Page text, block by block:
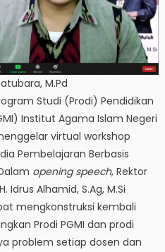
M.Pd
Studi (Prodi) Pendidikan
Institut Agama Islam Negeri
virtual workshop
Pembelajaran Berbasis
opening speech, Rektor
Idrus Alhamid, S.Ag, M.Si
mengkonstruksi kembali
Prodi PGMI dan prodi
problem setiap dosen dan